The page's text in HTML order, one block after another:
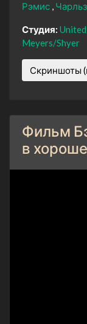
Рэмис
Студия:
Meyers/Shyer
Скриншоты
Фильм
в